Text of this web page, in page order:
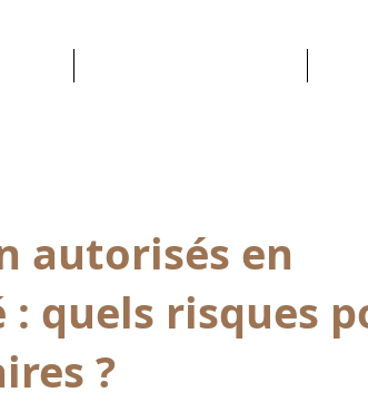
autorisés en
quels risques
?